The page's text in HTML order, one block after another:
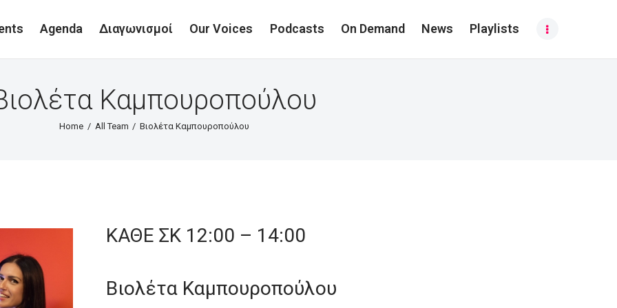
Agenda Διαγωνισμοί Our Voices Podcasts On Demand News Playlists
Καμπουροπούλου
Home All Team Βιολέτα Καμπουροπούλου
ΚΑΘΕ ΣΚ 12:00 – 14:00
Βιολέτα Καμπουροπούλου